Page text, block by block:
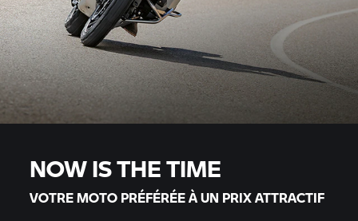
NOW IS THE TIME
VOTRE MOTO PRÉFÉRÉE À UN PRIX ATTRACTIF